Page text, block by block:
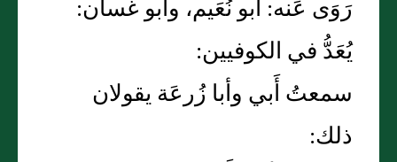
رَوَى عَنه: أَبو نُعَيم، وأَبو غسان:
يُعَدُّ في الكوفيين:
سمعتُ أَبي وأبا زُرعَة يقولان
ذلك: